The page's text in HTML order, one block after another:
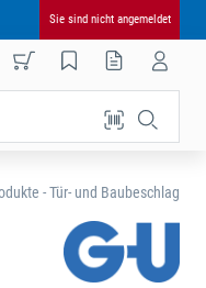
Sie sind nicht angemeldet
- Tür- und Baubeschlag